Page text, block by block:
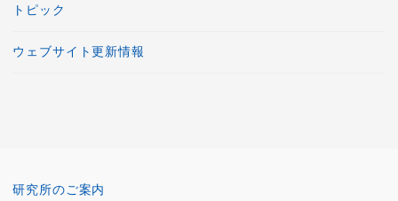
トピック
ウェブサイト更新情報
研究所のご案内